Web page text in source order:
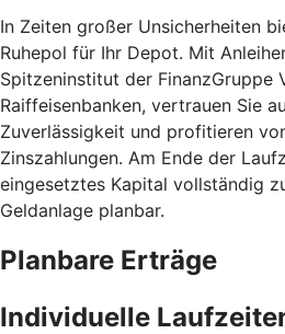
In Zeiten großer Unsicherheiten
Ruhepol für Ihr Depot. Mit
Spitzeninstitut der FinanzGruppe
Raiffeisenbanken, vertrauen Sie
Zuverlässigkeit und profitieren
Zinszahlungen. Am Ende der
eingesetztes Kapital vollständig
Geldanlage planbar.
Planbare Erträge
Individuelle